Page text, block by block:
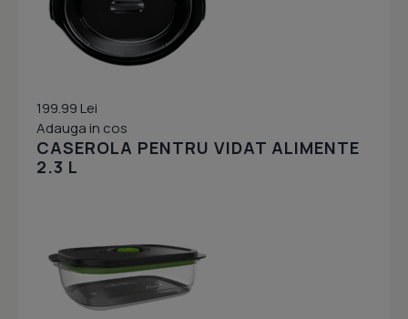
199.99 Lei
Adauga in cos
CASEROLA PENTRU VIDAT ALIMENTE
2.3 L